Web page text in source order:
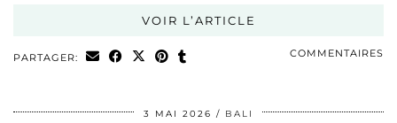
VOIR L’ARTICLE
PARTAGER: COMMENTAIRES
3 MAI 2026 BALI